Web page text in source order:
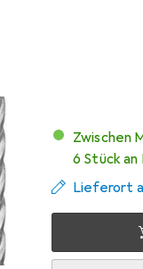
Zwischen
6 Stück
Lieferort